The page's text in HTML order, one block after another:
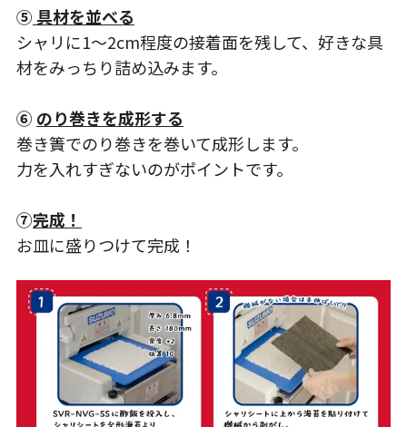
⑤ 具材を並べる
シャリに1～2cm程度の接着面を残して、好きな具
材をみっちり詰め込みます。
⑥ のり巻きを成形する
巻き簀でのり巻きを巻いて成形します。
力を入れすぎないのがポイントです。
⑦完成！
お皿に盛りつけて完成！